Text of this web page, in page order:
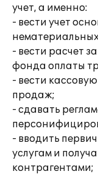
учет, а именно:
- вести учет
- вести расчет
фонда оплаты
- вести
продаж;
- сдавать
- вводить
услугам и
контрагентами;